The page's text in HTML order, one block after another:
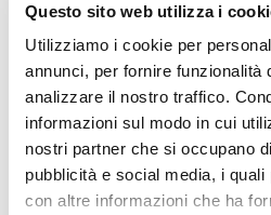
Questo sito web utilizza i
Utilizziamo i cookie per
annunci, per fornire funzionalità
analizzare il nostro traffico.
informazioni sul modo in cui
nostri partner che si occupano
pubblicità e social media, i
con altre informazioni che ha
la stagione
guida della
Sant'Abbondio.
26/06/2026
Vai all'edizione provinciale